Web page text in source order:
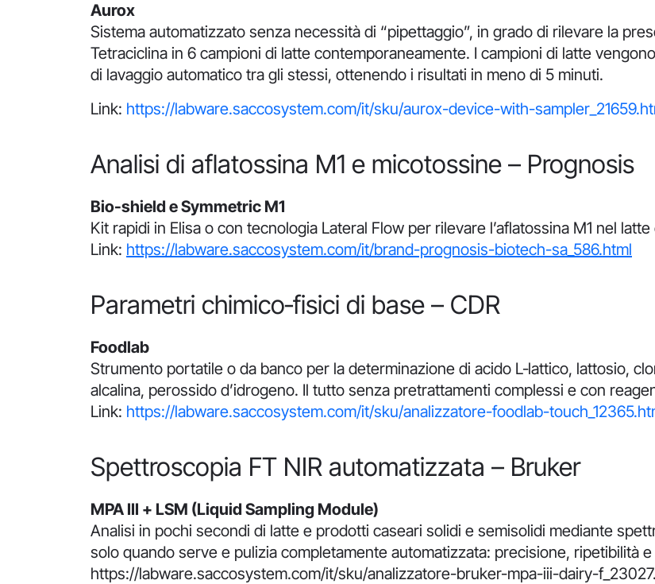
Aurox
Sistema automatizzato senza necessità di “pipettaggio”, in grado di rilevare la
Tetraciclina in 6 campioni di latte contemporaneamente. I campioni di latte
di lavaggio automatico tra gli stessi, ottenendo i risultati in meno di 5 minuti.
Link: https://labware.saccosystem.com/it/sku/aurox-device-with-
Analisi di aflatossina M1 e micotossine – Prognosis
Bio-shield e Symmetric M1
Kit rapidi in Elisa o con tecnologia Lateral Flow per rilevare l’aflatossina M1 nel
Link: https://labware.saccosystem.com/it/brand-prognosis-biotech-sa_586.html
Parametri chimico‐fisici di base – CDR
Foodlab
Strumento portatile o da banco per la determinazione di acido L‐lattico, lattosio,
alcalina, perossido d’idrogeno. Il tutto senza pretrattamenti complessi e con
Link: https://labware.saccosystem.com/it/sku/analizzatore-foodlab-
Spettroscopia FT NIR automatizzata – Bruker
MPA III + LSM (Liquid Sampling Module)
Analisi in pochi secondi di latte e prodotti caseari solidi e semisolidi mediante
solo quando serve e pulizia completamente automatizzata: precisione, ripetibilità
https://labware.saccosystem.com/it/sku/analizzatore-bruker-mpa-iii-dairy-